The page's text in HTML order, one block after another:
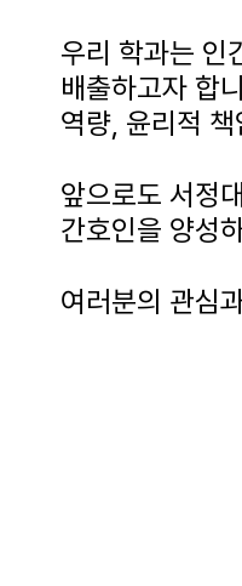
우리 학과는 인
배출하고자 합
역량, 윤리적
앞으로도 서정
간호인을 양성
여러분의 관심